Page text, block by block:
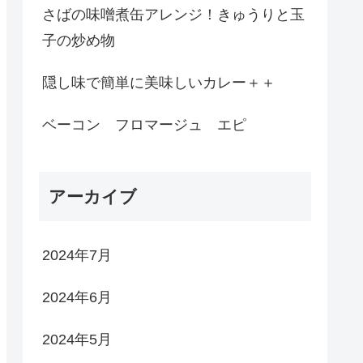
さばの味噌煮缶アレンジ！きゅうりと玉
子の炒め物
隠し味で簡単に美味しいカレー＋＋
ベーコン フロマージュ エピ
アーカイブ
2024年7月
2024年6月
2024年5月